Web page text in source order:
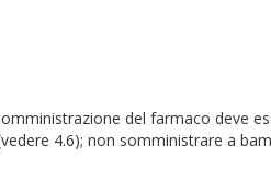
del farmaco deve
4.6); non somministrare a